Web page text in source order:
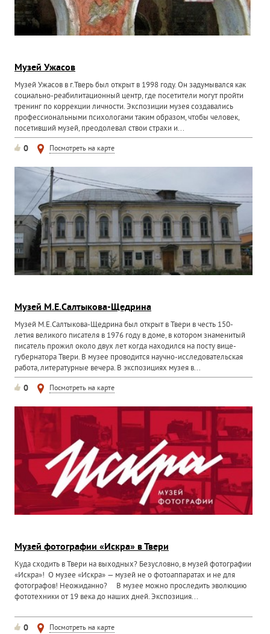
Музей Ужасов
Музей Ужасов в г.Тверь был открыт в 1998 году. Он задумывался как
социально-реабилитационный центр, где посетители могут пройти
тренинг по коррекции личности. Экспозиции музея создавались
профессиональными психологами таким образом, чтобы человек,
посетивший музей, преодолевал ствои страхи и...
0 Посмотреть на карте
Музей М.Е.Салтыкова-Щедрина
Музей М.Е.Салтыкова-Щедрина был открыт в Твери в честь 150-
летия великого писателя в 1976 году в доме, в котором знаменитый
писатель прожил около двух лет когда находился на посту вице-
губернатора Твери. В музее проводится научно-исследовательская
работа, литературные вечера. В экспозициях музея в...
0 Посмотреть на карте
Музей фотографии «Искра» в Твери
Куда сходить в Твери на выходных? Безусловно, в музей фотографии
«Искра»! О музее «Искра» — музей не о фотоаппаратах и не для
фотографов! Неожиданно? В музее можно проследить эволюцию
фототехники от 19 века до наших дней. Экспозиция...
0 Посмотреть на карте